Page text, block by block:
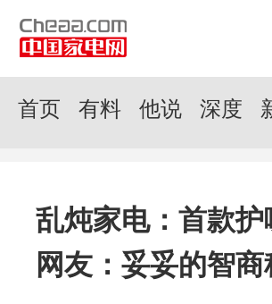
首页 有料 他说 深度
乱炖家电：首款
网友：妥妥的智商